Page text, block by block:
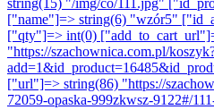
["name"]=> string(6) "wzór5"
["qty"]=> int(0)
"https://szachownica.com.pl/
["url"]=> string(86) "https://
72059-opaska-999zkwsz-9122#/